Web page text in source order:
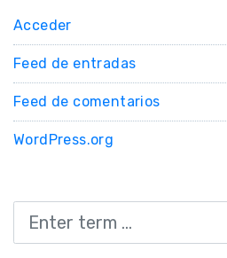
Acceder
Feed de entradas
Feed de comentarios
WordPress.org
Search